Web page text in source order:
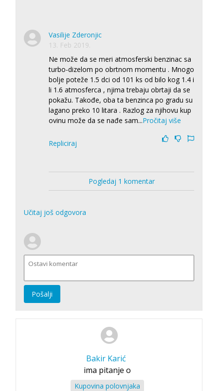
Vasilije Zderonjic
13. Feb 2019.
Ne može da se meri atmosferski benzinac sa
turbo-dizelom po obrtnom momentu . Mnogo
bolje poteže 1.5 dci od 101 ks od bilo kog 1.4 i
li 1.6 atmosferca , njima trebaju obrtaji da se
pokažu. Takođe, oba ta benzinca po gradu su
lagano preko 10 litara . Razlog za njihovu kup
ovinu može da se nađe sam...Pročitaj više
Repliciraj
Pogledaj 1 komentar
Učitaj još odgovora
Pošalji
Bakir Karić
ima pitanje o
Kupovina polovnjaka